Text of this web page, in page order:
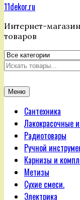
11dekor.ru
Интернет-
товаров
Искать
Меню
Сантехника
Лакокрасочные
Радиотовары
Ручной
Карнизы и
Метизы
Сухие смеси.
Электрика